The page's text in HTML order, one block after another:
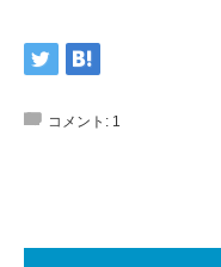
コメント: 1